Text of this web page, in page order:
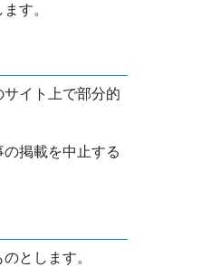
す。
イト上で部分的
掲載を中止する
とします。